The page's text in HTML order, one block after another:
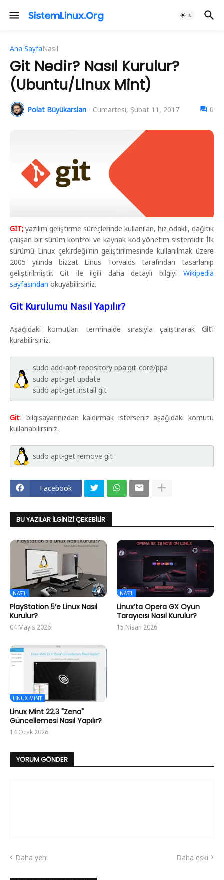
Ana SayfaNasıl
Git Nedir? Nasıl Kurulur?
(Ubuntu/Linux Mint)
Polat Büyükarslan - Cumartesi, Şubat 11, 2017 0
GIT; yazılım geliştirme süreçlerinde kullanılan, hız odaklı, dağıtık
çalışan bir sürüm kontrol ve kaynak kod yönetim sistemidir. İlk
sürümü Linux çekirdeği'nin geliştirilmesinde kullanılmak üzere
2005 yılında bizzat Linus Torvalds tarafından tasarlanıp
geliştirilmiştir. Git ile ilgili daha detaylı bilgiyi Wikipedia
sayfasından okuyabilirsiniz.
Git Kurulumu Nasıl Yapılır?
Aşağıdaki komutları terminalde sırasıyla çalıştırarak Git’i
kurabilirsiniz.
sudo add-apt-repository ppa:git-core/ppa
sudo apt-get update
sudo apt-get install git
Git’i bilgisayarınızdan kaldırmak isterseniz aşağıdaki komutu
kullanabilirsiniz.
sudo apt-get remove git
Facebook
BU YAZILAR İLGINIZI ÇEKEBILIR
NASIL
PlayStation 5’e Linux Nasıl
Kurulur?
04 Mayıs 2026
NASIL
Linux’ta Opera GX Oyun
Tarayıcısı Nasıl Kurulur?
15 Nisan 2026
LINUX MINT
Linux Mint 22.3 "Zena"
Güncellemesi Nasıl Yapılır?
14 Ocak 2026
YORUM GÖNDER
Daha yeni Daha eski